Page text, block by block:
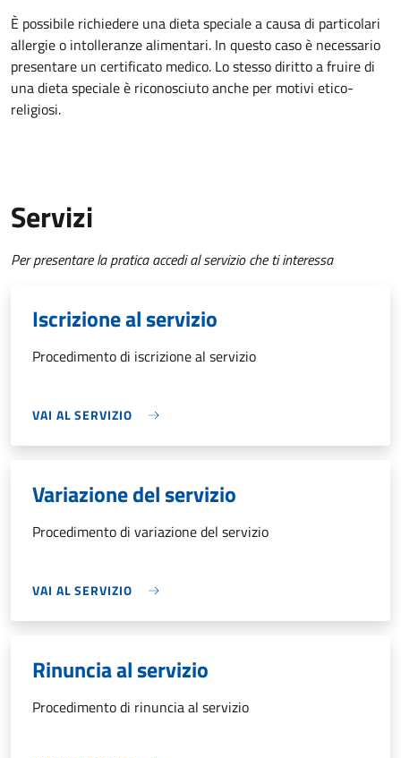
È possibile richiedere una dieta speciale a causa di particolari
allergie o intolleranze alimentari. In questo caso è necessario
presentare un certificato medico. Lo stesso diritto a fruire di
una dieta speciale è riconosciuto anche per motivi etico-
religiosi.
Servizi
Per presentare la pratica accedi al servizio che ti interessa
Iscrizione al servizio
Procedimento di iscrizione al servizio
VAI AL SERVIZIO
Variazione del servizio
Procedimento di variazione del servizio
VAI AL SERVIZIO
Rinuncia al servizio
Procedimento di rinuncia al servizio